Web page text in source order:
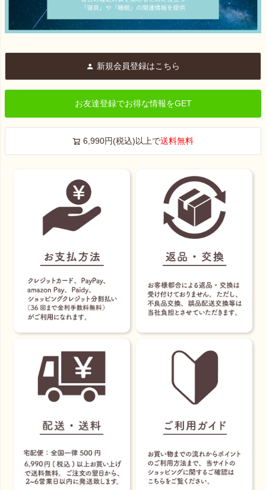
新規会員登録はこちら
お友達登録でお得な情報をGET
6,990円(税込)以上で送料無料